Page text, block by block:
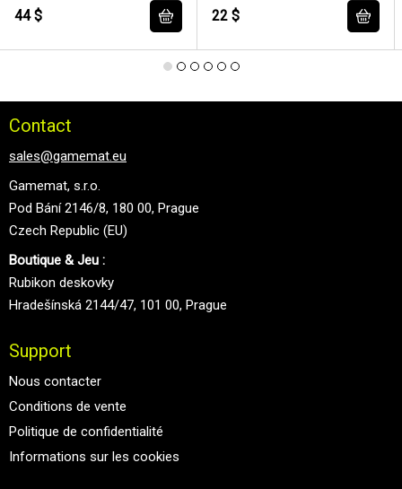
44 $ 22 $
Contact
sales@gamemat.eu
Gamemat, s.r.o.
Pod Bání 2146/8, 180 00, Prague
Czech Republic (EU)
Boutique & Jeu :
Rubikon deskovky
Hradešínská 2144/47, 101 00, Prague
Support
Nous contacter
Conditions de vente
Politique de confidentialité
Informations sur les cookies